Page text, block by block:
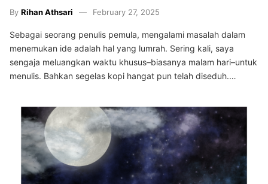
By Rihan Athsari February 27, 2025
Sebagai seorang penulis pemula, mengalami masalah dalam
menemukan ide adalah hal yang lumrah. Sering kali, saya
sengaja meluangkan waktu khusus–biasanya malam hari–untuk
menulis. Bahkan segelas kopi hangat pun telah diseduh.…